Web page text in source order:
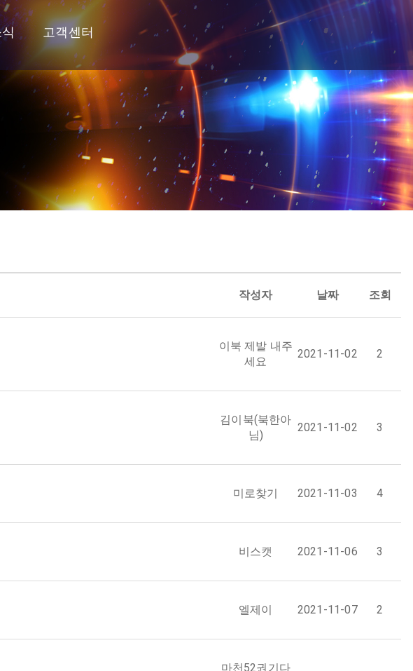
고객센터
작성자 날짜 조회
이북 제발 내주
세요
2021-11-02 2
김이북(북한아
님)
2021-11-02 3
미로찾기 2021-11-03 4
비스캣 2021-11-06 3
엘제이 2021-11-07 2
마천52권기다